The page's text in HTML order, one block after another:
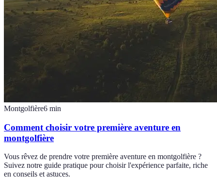
Montgolfière6 min
Comment choisir votre première aventure en
montgolfière
Vous rêvez de prendre votre première aventure en montgolfière ?
Suivez notre guide pratique pour choisir l'expérience parfaite, riche
en conseils et astuces.